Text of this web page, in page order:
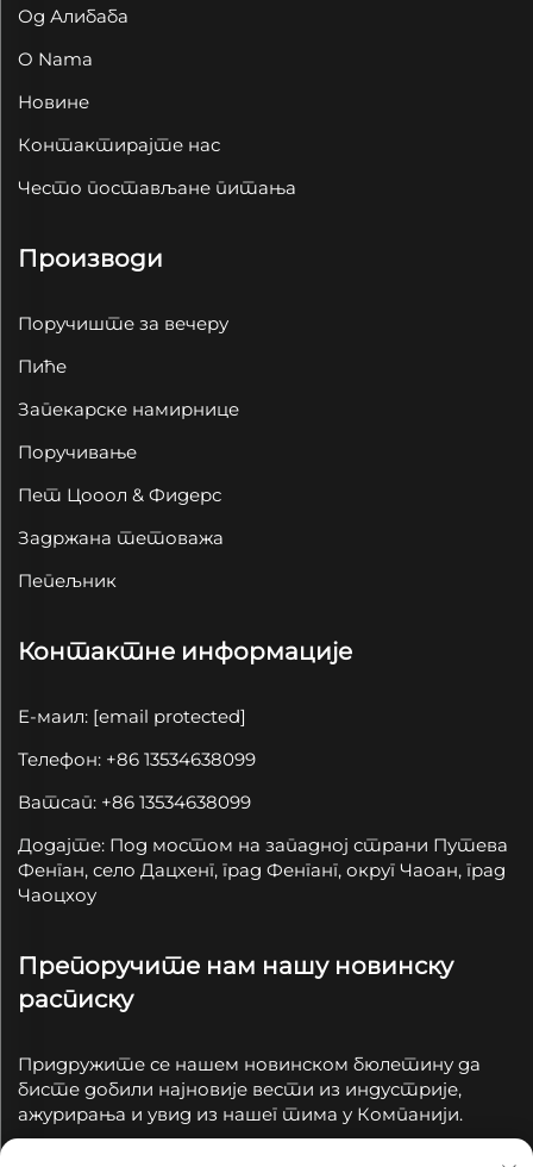
Од Алибаба
O Nama
Новине
Контактирајте нас
Често постављане питања
Производи
Поручиште за вечеру
Пиће
Запекарске намирнице
Поручивање
Пет Цооол & Фидерс
Задржана тетоважа
Пепељник
Контактне информације
Е-маил: [email protected]
Телефон: +86 13534638099
Ватсап: +86 13534638099
Додајте: Под мостом на западној страни Путева
Фенган, село Дацхенг, град Фенганг, округ Чаоан, град
Чаоцхоу
Препоручите нам нашу новинску
расписку
Придружите се нашем новинском бюлетину да
бисте добили најновије вести из индустрије,
ажурирања и увид из нашег тима у Компанији.